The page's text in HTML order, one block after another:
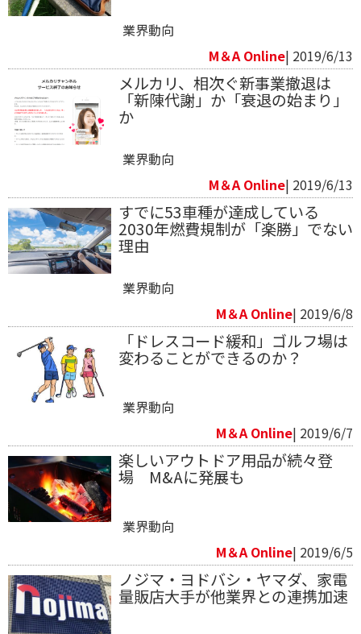
業界動向
M＆A Online| 2019/6/13
メルカリ、相次ぐ新事業撤退は
「新陳代謝」か「衰退の始まり」
か
業界動向
M＆A Online| 2019/6/13
すでに53車種が達成している
2030年燃費規制が「楽勝」でない
理由
業界動向
M＆A Online| 2019/6/8
「ドレスコード緩和」ゴルフ場は
変わることができるのか？
業界動向
M＆A Online| 2019/6/7
楽しいアウトドア用品が続々登
場 M&Aに発展も
業界動向
M＆A Online| 2019/6/5
ノジマ・ヨドバシ・ヤマダ、家電
量販店大手が他業界との連携加速